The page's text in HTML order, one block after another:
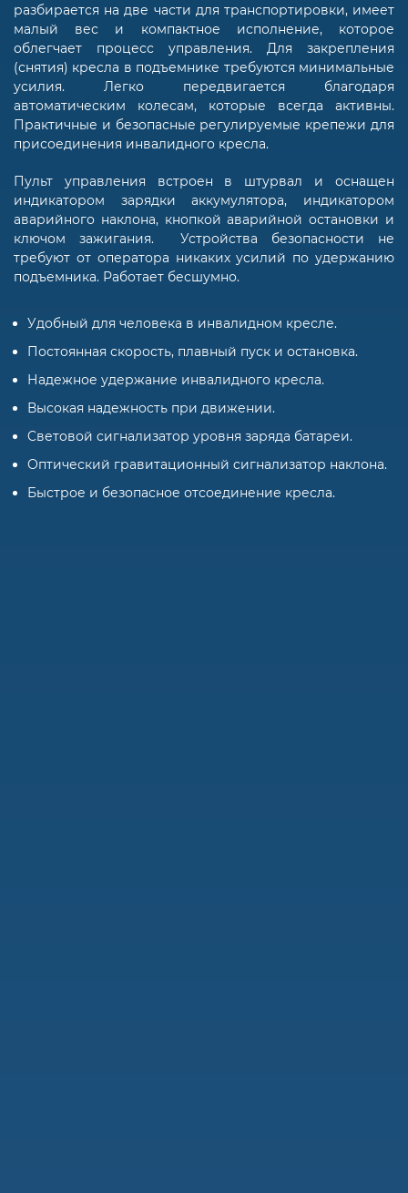
разбирается на две части для транспортировки, имеет
малый вес и компактное исполнение, которое
облегчает процесс управления. Для закрепления
(снятия) кресла в подъемнике требуются минимальные
усилия. Легко передвигается благодаря
автоматическим колесам, которые всегда активны.
Практичные и безопасные регулируемые крепежи для
присоединения инвалидного кресла.
Пульт управления встроен в штурвал и оснащен
индикатором зарядки аккумулятора, индикатором
аварийного наклона, кнопкой аварийной остановки и
ключом зажигания. Устройства безопасности не
требуют от оператора никаких усилий по удержанию
подъемника. Работает бесшумно.
Удобный для человека в инвалидном кресле.
Постоянная скорость, плавный пуск и остановка.
Надежное удержание инвалидного кресла.
Высокая надежность при движении.
Cветовой cигнализатор уровня заряда батареи.
Оптический гравитационный cигнализатор наклона.
Быстрое и безопасное отсоединение кресла.